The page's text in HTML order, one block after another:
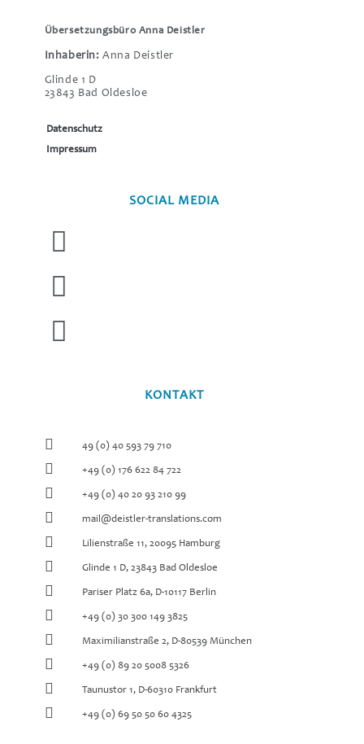
Übersetzungsbüro Anna Deistler
Inhaberin: Anna Deistler
Glinde 1 D
23843 Bad Oldesloe
Datenschutz
Impressum
SOCIAL MEDIA
KONTAKT
49 (0) 40 593 79 710
+49 (0) 176 622 84 722
+49 (0) 40 20 93 210 99
mail@deistler-translations.com
Lilienstraße 11, 20095 Hamburg
Glinde 1 D, 23843 Bad Oldesloe
Pariser Platz 6a, D-10117 Berlin
+49 (0) 30 300 149 3825
Maximilianstraße 2, D-80539 München
+49 (0) 89 20 5008 5326
Taunustor 1, D-60310 Frankfurt
+49 (0) 69 50 50 60 4325